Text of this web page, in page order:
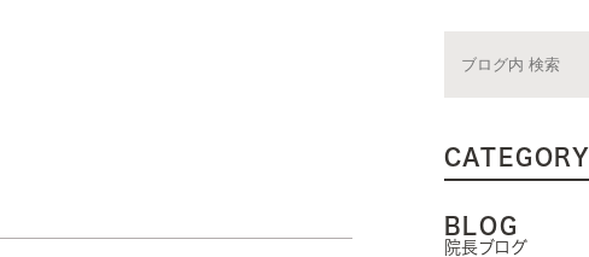
CATEGORY
BLOG
院長ブログ